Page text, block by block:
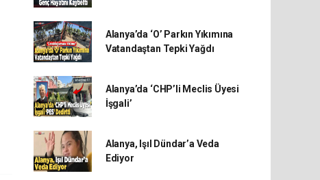
Alanya’da ‘O’ Parkın Yıkımına
Vatandaştan Tepki Yağdı
Alanya’da ‘CHP’li Meclis Üyesi
İşgali’
Alanya, Işıl Dündar’a Veda
Ediyor